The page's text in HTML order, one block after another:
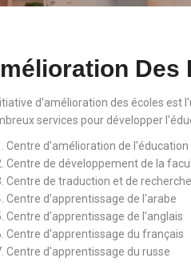
Des
d'amélioration des écoles est
services pour développer
Centre d'amélioration de l'éducation
Centre de développement de la
Centre de traduction et de
Centre d'apprentissage de l'arabe
Centre d'apprentissage de l'anglais
Centre d'apprentissage du français
Centre d'apprentissage du russe